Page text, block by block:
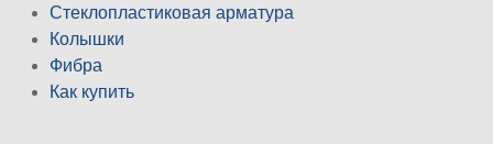
Стеклопластиковая арматура
Колышки
Фибра
Как купить